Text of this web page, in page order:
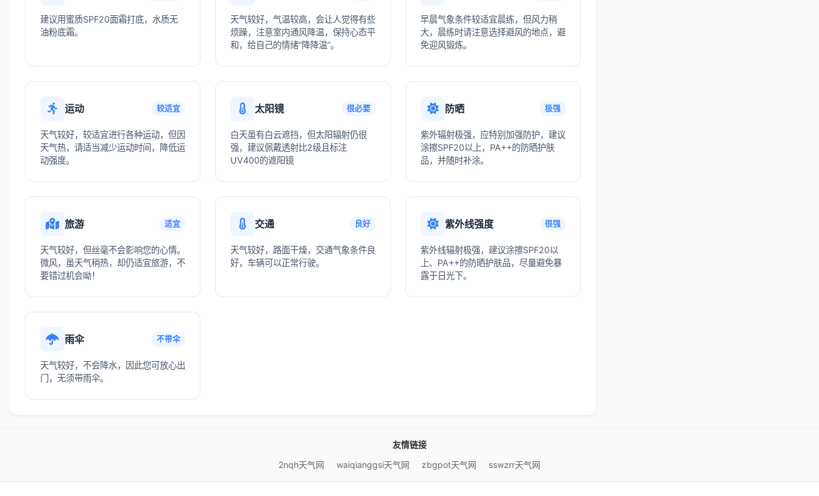
建议用蜜质SPF20面霜打底，水质无
油粉底霜。
天气较好，气温较高，会让人觉得有些
烦躁，注意室内通风降温，保持心态平
和，给自己的情绪“降降温”。
早晨气象条件较适宜晨练，但风力稍
大，晨练时请注意选择避风的地点，避
免迎风锻炼。
运动 较适宜
天气较好，较适宜进行各种运动，但因
天气热，请适当减少运动时间，降低运
动强度。
太阳镜 很必要
白天虽有白云遮挡，但太阳辐射仍很
强，建议佩戴透射比2级且标注
UV400的遮阳镜
防晒 极强
紫外辐射极强，应特别加强防护，建议
涂擦SPF20以上，PA++的防晒护肤
品，并随时补涂。
旅游 适宜
天气较好，但丝毫不会影响您的心情。
微风，虽天气稍热，却仍适宜旅游，不
要错过机会呦！
交通 良好
天气较好，路面干燥，交通气象条件良
好，车辆可以正常行驶。
紫外线强度 很强
紫外线辐射极强，建议涂擦SPF20以
上、PA++的防晒护肤品，尽量避免暴
露于日光下。
雨伞 不带伞
天气较好，不会降水，因此您可放心出
门，无须带雨伞。
友情链接
2nqh天气网
waiqianggsi天气网 zbgpot天气网 sswzrr天气网